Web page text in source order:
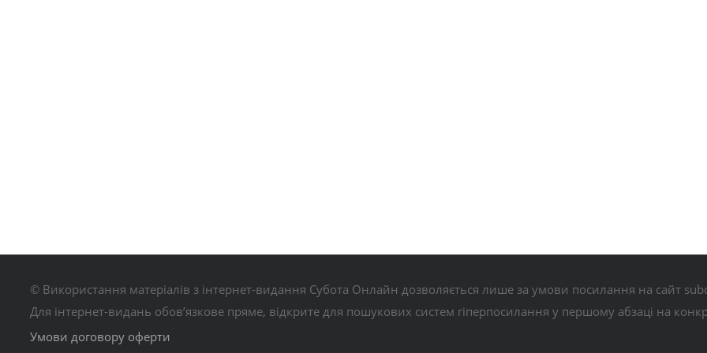
© Використання матеріалів з інтернет-видання Субота Онлайн дозволяється лише за умови посилання на сайт
Для інтернет-видань обов’язкове пряме, відкрите для пошукових систем гіперпосилання у першому абзаці на
Умови договору оферти